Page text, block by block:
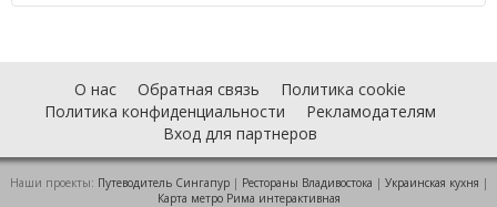
О нас Обратная связь
Политика cookie
Политика конфиденциальности
Рекламодателям
Вход для партнеров
Наши проекты: Путеводитель Сингапур| Рестораны Владивостока | Украинская кухня |
Карта метро Рима интерактивная